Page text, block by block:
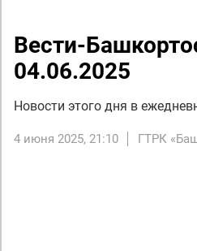
Вести-
04.06.2025
Новости этого дня в
4 июня 2025, 21:10 ГТРК